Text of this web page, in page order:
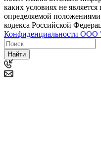
каких условиях не
определяемой
кодекса Российской
Конфиденциальности ООО
Найти